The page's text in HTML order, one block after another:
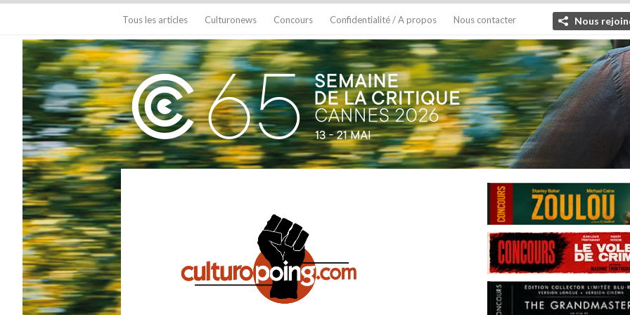
Tous les articles Culturonews Concours Confidentialité / A propos Nous contacter Nous